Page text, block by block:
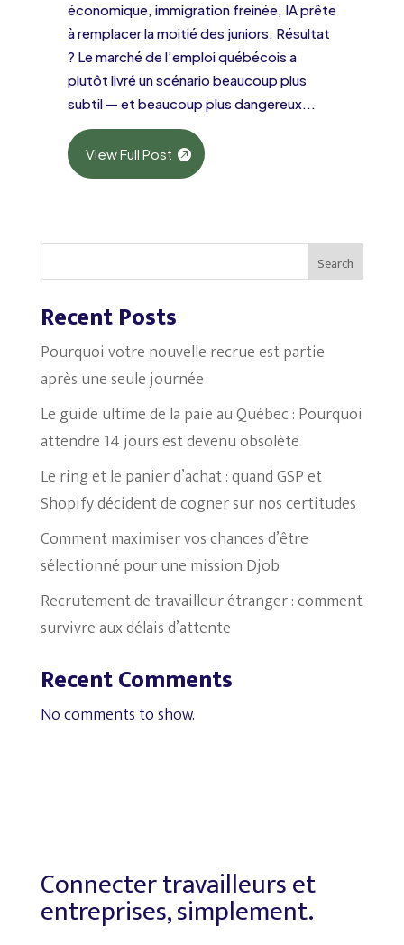
économique, immigration freinée, IA prête
à remplacer la moitié des juniors. Résultat
? Le marché de l’emploi québécois a
plutôt livré un scénario beaucoup plus
subtil — et beaucoup plus dangereux...
View Full Post
Search
Recent Posts
Pourquoi votre nouvelle recrue est partie
après une seule journée
Le guide ultime de la paie au Québec : Pourquoi
attendre 14 jours est devenu obsolète
Le ring et le panier d’achat : quand GSP et
Shopify décident de cogner sur nos certitudes
Comment maximiser vos chances d’être
sélectionné pour une mission Djob
Recrutement de travailleur étranger : comment
survivre aux délais d’attente
Recent Comments
No comments to show.
Connecter travailleurs et
entreprises, simplement.